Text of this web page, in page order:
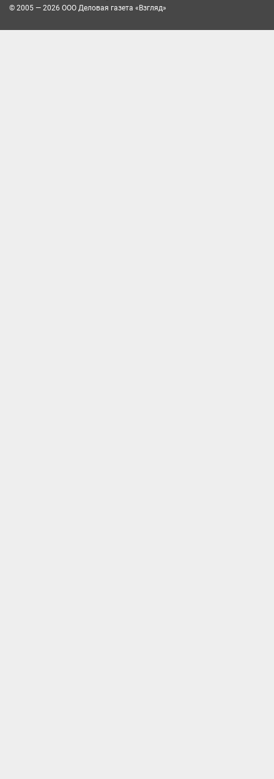
© 2005 — 2026 ООО Деловая газета «Взгляд»